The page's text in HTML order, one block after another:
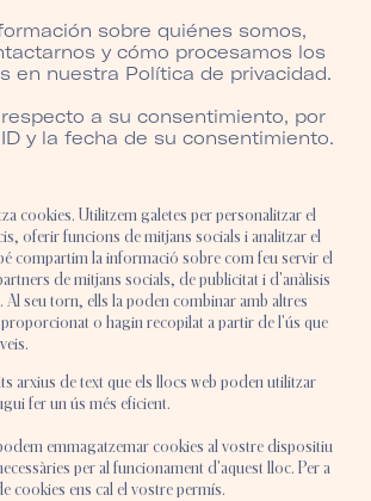
sobre quiénes somos,
y cómo procesamos los
en nuestra Política de privacidad.
a su consentimiento, por
y la fecha de su consentimiento.
cookies. Utilitzem galetes per personalitzar el
oferir funcions de mitjans socials i analitzar el
compartim la informació sobre com feu servir el
de mitjans socials, de publicitat i d'anàlisis
Al seu torn, ells la poden combinar amb altres
o hagin recopilat a partir de l'ús que
arxius de text que els llocs web poden utilitzar
fer un ús més eficient.
emmagatzemar cookies al vostre dispositiu
per al funcionament d'aquest lloc. Per a
cookies ens cal el vostre permís.